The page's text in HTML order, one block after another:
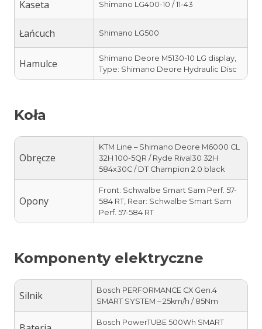
Kaseta Shimano LG400-10 / 11-43
Łańcuch Shimano LG500
Hamulce
Shimano Deore M5130-10 LG display,
Type: Shimano Deore Hydraulic Disc
Koła
Obręcze
KTM Line – Shimano Deore M6000 CL
32H 100-5QR / Ryde Rival30 32H
584x30C / DT Champion 2.0 black
Opony
Front: Schwalbe Smart Sam Perf. 57-
584 RT, Rear: Schwalbe Smart Sam
Perf. 57-584 RT
Komponenty elektryczne
Silnik
Bosch PERFORMANCE CX Gen.4
SMART SYSTEM – 25km/h / 85Nm
Bosch PowerTUBE 500Wh SMART